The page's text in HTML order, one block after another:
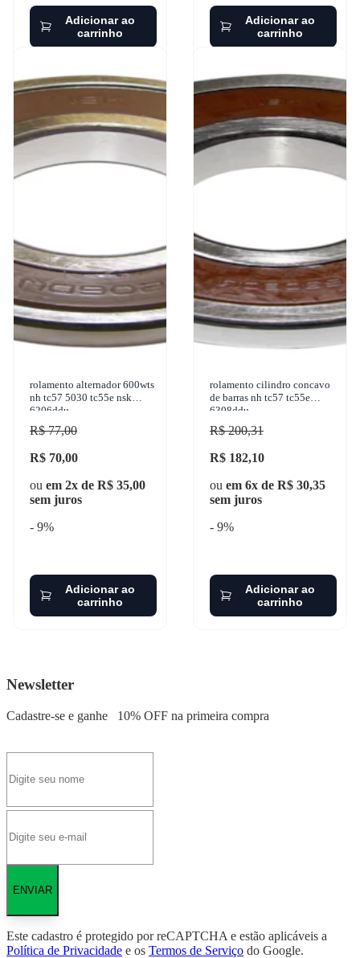
Adicionar ao
carrinho
Adicionar ao
carrinho
rolamento alternador 600wts
nh tc57 5030 tc55e nsk
6206ddu
R$ 77,00
R$ 70,00
ou em 2x de R$ 35,00
sem juros
- 9%
Adicionar ao
carrinho
rolamento cilindro concavo
de barras nh tc57 tc55e
6308ddu
R$ 200,31
R$ 182,10
ou em 6x de R$ 30,35
sem juros
- 9%
Adicionar ao
carrinho
Newsletter
Cadastre-se e ganhe 10% OFF na primeira compra
ENVIAR
Este cadastro é protegido por reCAPTCHA e estão aplicáveis a
Política de Privacidade e os Termos de Serviço do Google.